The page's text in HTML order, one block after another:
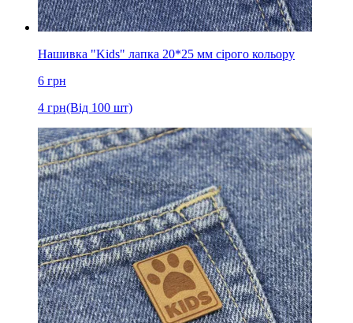
Нашивка "Kids" лапка 20*25 мм сірого кольору
6 грн
4 грн(Від 100 шт)